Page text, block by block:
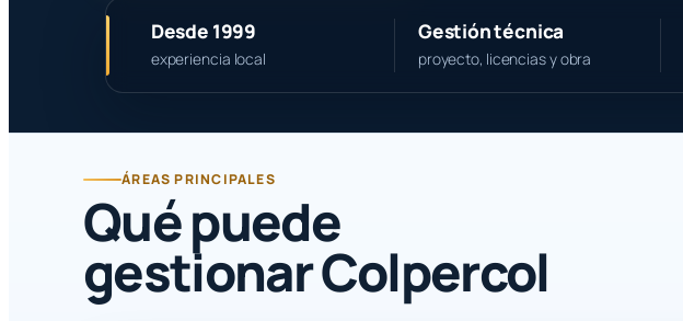
Desde 1999
experiencia local
Gestión técnica
proyecto, licencias y obra
ÁREAS PRINCIPALES
Qué puede
gestionar Colpercol